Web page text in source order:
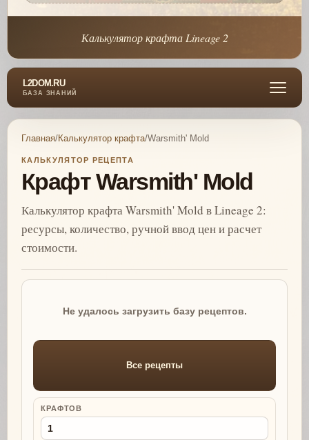
Калькулятор крафта Lineage 2
L2DOM.RU
БАЗА ЗНАНИЙ
Главная/Калькулятор крафта/Warsmith' Mold
КАЛЬКУЛЯТОР РЕЦЕПТА
Крафт Warsmith' Mold
Калькулятор крафта Warsmith' Mold в Lineage 2:
ресурсы, количество, ручной ввод цен и расчет
стоимости.
Не удалось загрузить базу рецептов.
Все рецепты
КРАФТОВ